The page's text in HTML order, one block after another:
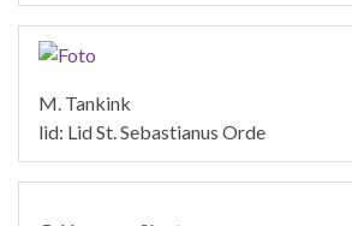
M. Tankink
lid: Lid St. Sebastianus Orde